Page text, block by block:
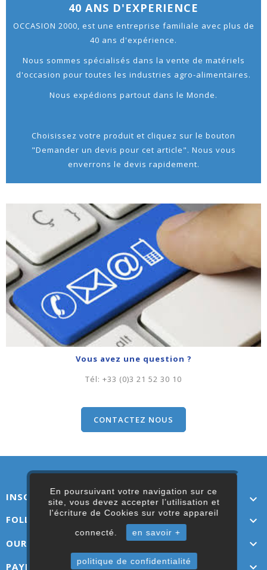
En poursuivant votre navigation sur ce
site, vous devez accepter l’utilisation et
l'écriture de Cookies sur votre appareil
connecté. en savoir +
politique de confidentialité
40 ANS D'EXPERIENCE
OCCASION 2000, est une entreprise familiale avec plus de
40 ans d'expérience.
Nous sommes spécialisés dans la vente de matériels
d'occasion pour toutes les industries agro-alimentaires.
Nous expédions partout dans le Monde.
Choisissez votre produit et cliquez sur le bouton
"Demander un devis pour cet article". Nous vous
enverrons le devis rapidement.
Vous avez une question ?
Tél: +33 (0)3 21 52 30 10
CONTACTEZ NOUS
INSCRIVEZ-VOUS ICI 
FOLLOW US 
OUR LINKS 
PAYMENT OPTIONS